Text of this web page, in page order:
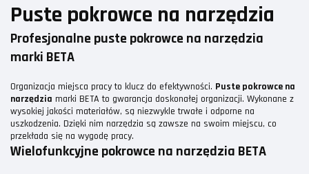
Puste pokrowce na narzędzia
Profesjonalne puste pokrowce na narzędzia
marki BETA
Organizacja miejsca pracy to klucz do efektywności. Puste pokrowce na
narzędzia marki BETA to gwarancja doskonałej organizacji. Wykonane z
wysokiej jakości materiałów, są niezwykle trwałe i odporne na
uszkodzenia. Dzięki nim narzędzia są zawsze na swoim miejscu, co
przekłada się na wygodę pracy.
Wielofunkcyjne pokrowce na narzędzia BETA